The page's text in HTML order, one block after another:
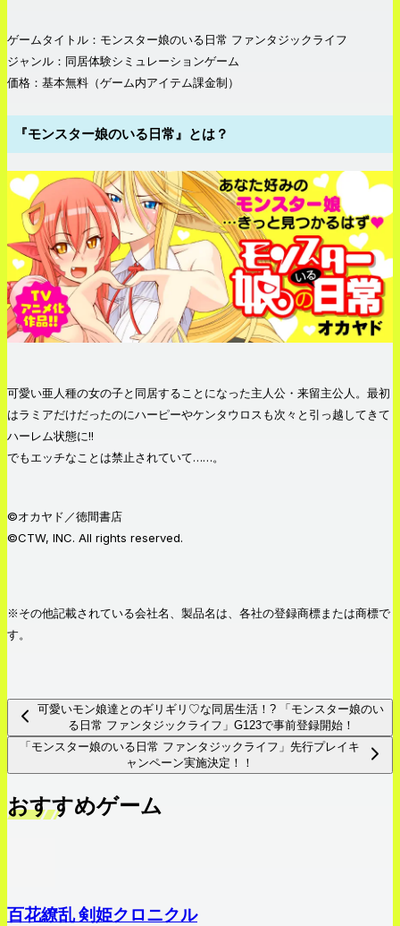
ゲームタイトル：モンスター娘のいる日常 ファンタジックライフ
ジャンル：同居体験シミュレーションゲーム
価格：基本無料（ゲーム内アイテム課金制）
『モンスター娘のいる日常』とは？
可愛い亜人種の女の子と同居することになった主人公・来留主公人。最初
はラミアだけだったのにハーピーやケンタウロスも次々と引っ越してきて
ハーレム状態に!!
でもエッチなことは禁止されていて……。
©オカヤド／徳間書店
©CTW, INC. All rights reserved.
※その他記載されている会社名、製品名は、各社の登録商標または商標で
す。
可愛いモン娘達とのギリギリ♡な同居生活！? 「モンスター娘のい
る日常 ファンタジックライフ」G123で事前登録開始！
「モンスター娘のいる日常 ファンタジックライフ」先行プレイキ
ャンペーン実施決定！！
おすすめゲーム
百花繚乱 剣姫クロニクル